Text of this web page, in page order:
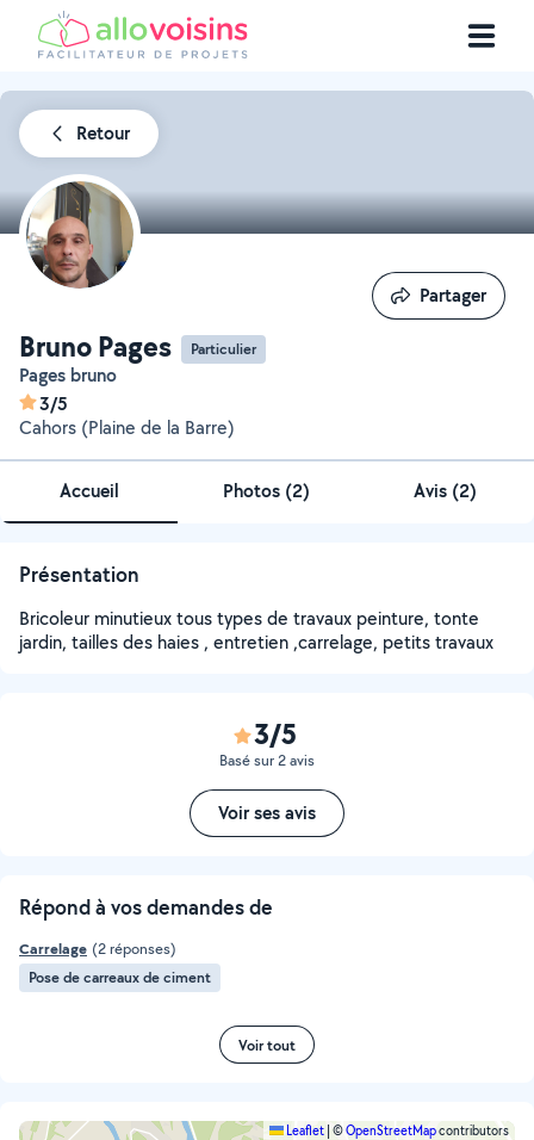
Retour
Bruno Pages Particulier
Pages bruno
3/5
Cahors (Plaine de la Barre)
Partager
Partager
Accueil Photos (2) Avis (2)
Présentation
Bricoleur minutieux tous types de travaux peinture, tonte
jardin, tailles des haies , entretien ,carrelage, petits travaux
3/5
Basé sur 2 avis
Voir ses avis
Répond à vos demandes de
Carrelage (2 réponses)
Pose de carreaux de ciment
Voir tout
Leaflet ©OpenStreetMapcontributors